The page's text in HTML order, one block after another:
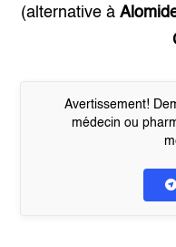
(alternative à
Avertissement!
médecin ou